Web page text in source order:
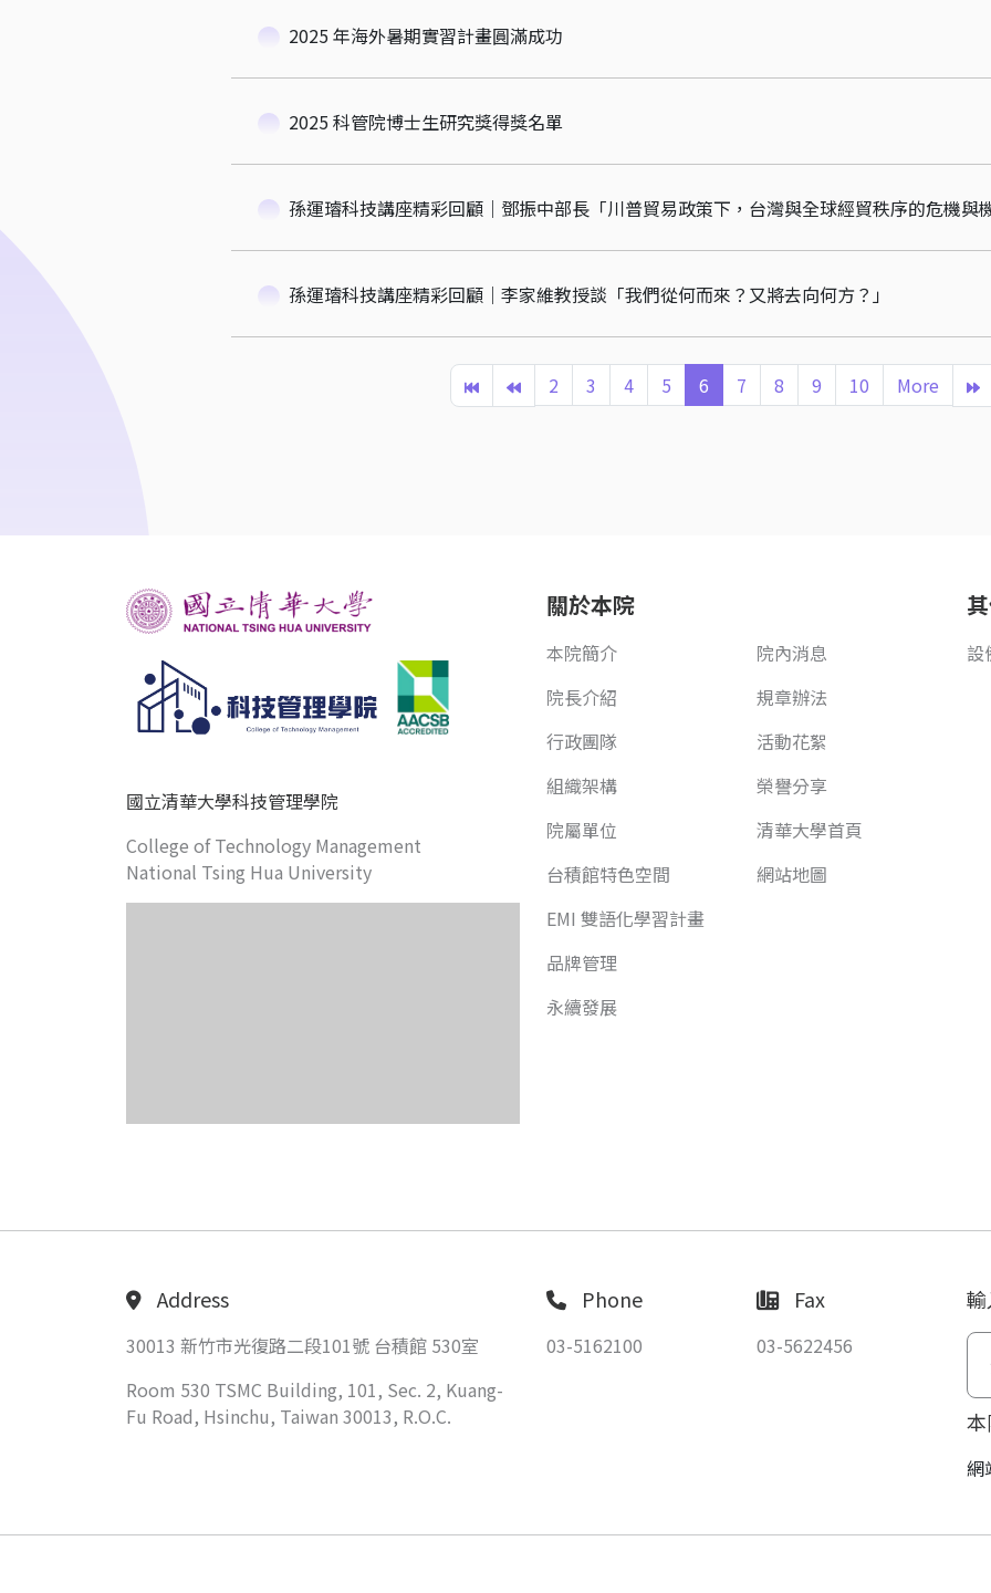
2025 年海外暑期實習計畫圓滿成功
2025 科管院博士生研究獎得獎名單
孫運璿科技講座精彩回顧｜鄧振中部長「川普貿易政策下，台灣與全球經貿秩序的危機與
孫運璿科技講座精彩回顧｜李家維教授談「我們從何而來？又將去向何方？」
2 3 4 5 6 7 8 9 10 More
國立清華大學科技管理學院
College of Technology Management
National Tsing Hua University
關於本院
本院簡介
院長介紹
行政團隊
組織架構
院屬單位
台積館特色空間
EMI 雙語化學習計畫
品牌管理
永續發展
院內消息
規章辦法
活動花絮
榮譽分享
清華大學首頁
網站地圖
設
Address
30013 新竹市光復路二段101號 台積館 530室
Room 530 TSMC Building, 101, Sec. 2, Kuang-
Fu Road, Hsinchu, Taiwan 30013, R.O.C.
Phone
03-5162100
Fax
03-5622456
網